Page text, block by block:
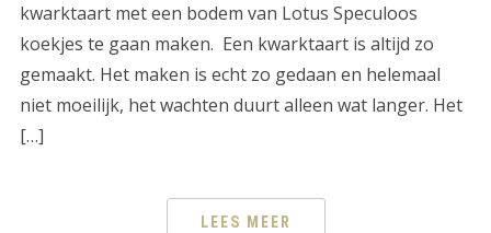
kwarktaart met een bodem van Lotus Speculoos
koekjes te gaan maken. Een kwarktaart is altijd zo
gemaakt. Het maken is echt zo gedaan en helemaal
niet moeilijk, het wachten duurt alleen wat langer. Het
[…]
LEES MEER